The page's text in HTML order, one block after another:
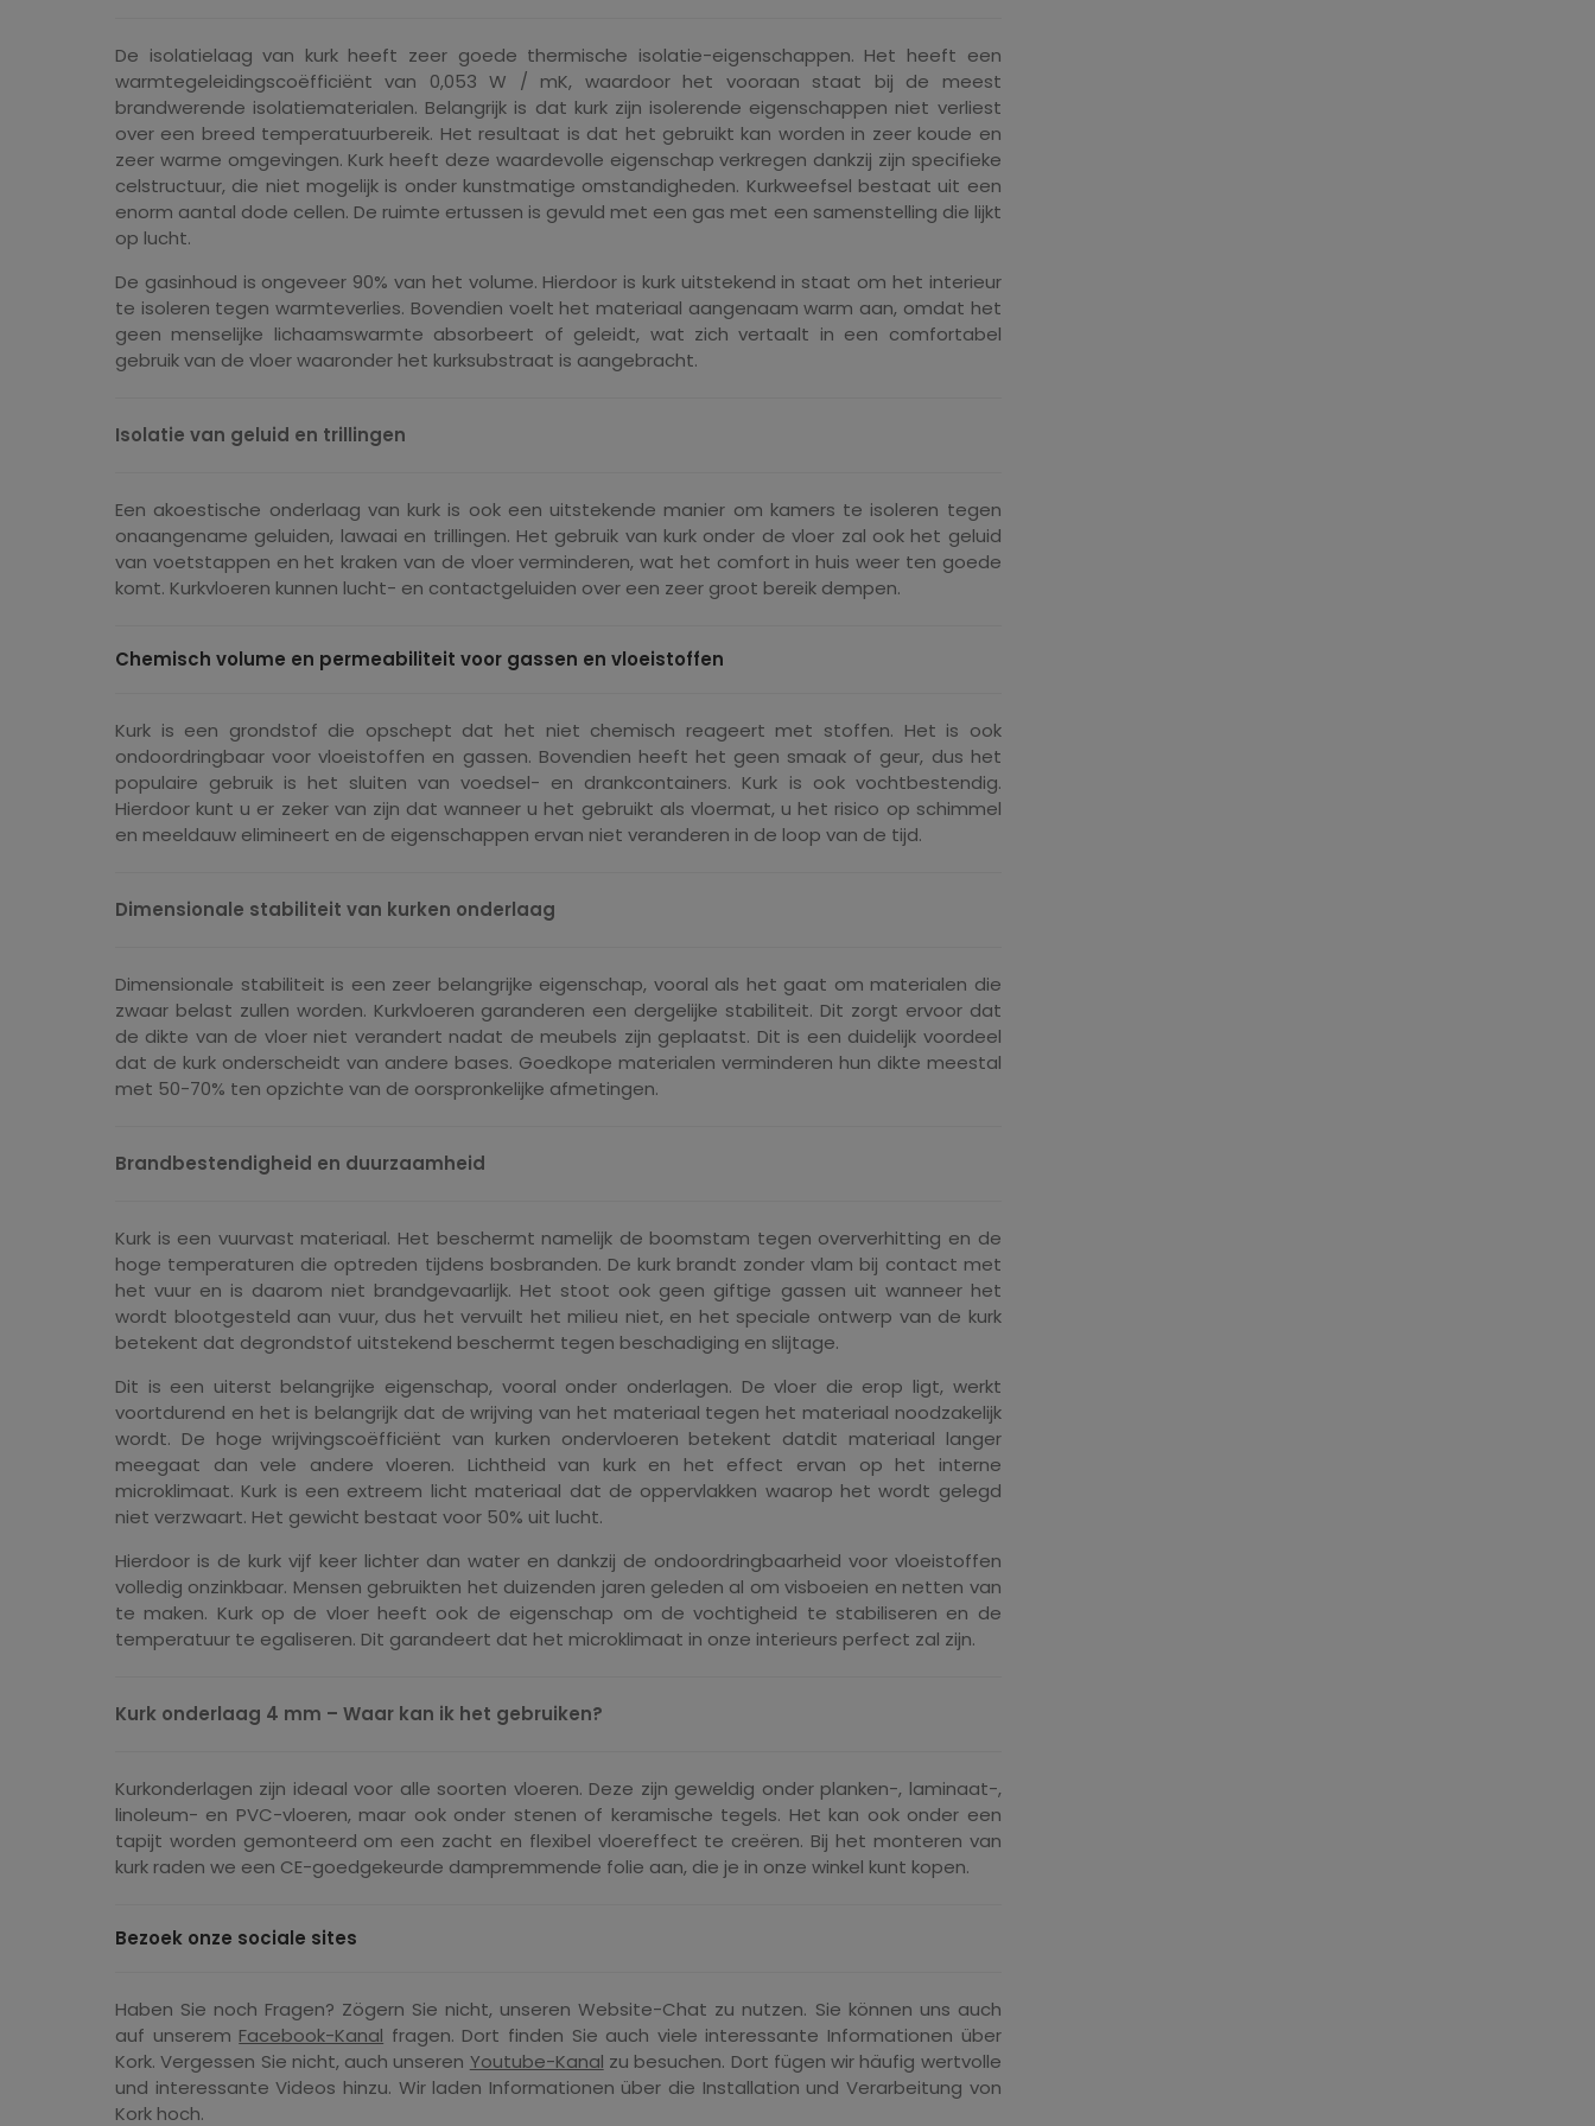
De isolatielaag van kurk heeft zeer goede thermische isolatie-eigenschappen. Het heeft een
warmtegeleidingscoëfficiënt van 0,053 W / mK, waardoor het vooraan staat bij de meest
brandwerende isolatiematerialen. Belangrijk is dat kurk zijn isolerende eigenschappen niet verliest
over een breed temperatuurbereik. Het resultaat is dat het gebruikt kan worden in zeer koude en
zeer warme omgevingen. Kurk heeft deze waardevolle eigenschap verkregen dankzij zijn specifieke
celstructuur, die niet mogelijk is onder kunstmatige omstandigheden. Kurkweefsel bestaat uit een
enorm aantal dode cellen. De ruimte ertussen is gevuld met een gas met een samenstelling die lijkt
op lucht.
De gasinhoud is ongeveer 90% van het volume. Hierdoor is kurk uitstekend in staat om het interieur
te isoleren tegen warmteverlies. Bovendien voelt het materiaal aangenaam warm aan, omdat het
geen menselijke lichaamswarmte absorbeert of geleidt, wat zich vertaalt in een comfortabel
gebruik van de vloer waaronder het kurksubstraat is aangebracht.
Isolatie van geluid en trillingen
Een akoestische onderlaag van kurk is ook een uitstekende manier om kamers te isoleren tegen
onaangename geluiden, lawaai en trillingen. Het gebruik van kurk onder de vloer zal ook het geluid
van voetstappen en het kraken van de vloer verminderen, wat het comfort in huis weer ten goede
komt. Kurkvloeren kunnen lucht- en contactgeluiden over een zeer groot bereik dempen.
Chemisch volume en permeabiliteit voor gassen en vloeistoffen
Kurk is een grondstof die opschept dat het niet chemisch reageert met stoffen. Het is ook
ondoordringbaar voor vloeistoffen en gassen. Bovendien heeft het geen smaak of geur, dus het
populaire gebruik is het sluiten van voedsel- en drankcontainers. Kurk is ook vochtbestendig.
Hierdoor kunt u er zeker van zijn dat wanneer u het gebruikt als vloermat, u het risico op schimmel
en meeldauw elimineert en de eigenschappen ervan niet veranderen in de loop van de tijd.
Dimensionale stabiliteit van kurken onderlaag
Dimensionale stabiliteit is een zeer belangrijke eigenschap, vooral als het gaat om materialen die
zwaar belast zullen worden. Kurkvloeren garanderen een dergelijke stabiliteit. Dit zorgt ervoor dat
de dikte van de vloer niet verandert nadat de meubels zijn geplaatst. Dit is een duidelijk voordeel
dat de kurk onderscheidt van andere bases. Goedkope materialen verminderen hun dikte meestal
met 50-70% ten opzichte van de oorspronkelijke afmetingen.
Brandbestendigheid en duurzaamheid
Kurk is een vuurvast materiaal. Het beschermt namelijk de boomstam tegen oververhitting en de
hoge temperaturen die optreden tijdens bosbranden. De kurk brandt zonder vlam bij contact met
het vuur en is daarom niet brandgevaarlijk. Het stoot ook geen giftige gassen uit wanneer het
wordt blootgesteld aan vuur, dus het vervuilt het milieu niet, en het speciale ontwerp van de kurk
betekent dat degrondstof uitstekend beschermt tegen beschadiging en slijtage.
Dit is een uiterst belangrijke eigenschap, vooral onder onderlagen. De vloer die erop ligt, werkt
voortdurend en het is belangrijk dat de wrijving van het materiaal tegen het materiaal noodzakelijk
wordt. De hoge wrijvingscoëfficiënt van kurken ondervloeren betekent datdit materiaal langer
meegaat dan vele andere vloeren. Lichtheid van kurk en het effect ervan op het interne
microklimaat. Kurk is een extreem licht materiaal dat de oppervlakken waarop het wordt gelegd
niet verzwaart. Het gewicht bestaat voor 50% uit lucht.
Hierdoor is de kurk vijf keer lichter dan water en dankzij de ondoordringbaarheid voor vloeistoffen
volledig onzinkbaar. Mensen gebruikten het duizenden jaren geleden al om visboeien en netten van
te maken. Kurk op de vloer heeft ook de eigenschap om de vochtigheid te stabiliseren en de
temperatuur te egaliseren. Dit garandeert dat het microklimaat in onze interieurs perfect zal zijn.
Kurk onderlaag 4 mm – Waar kan ik het gebruiken?
Kurkonderlagen zijn ideaal voor alle soorten vloeren. Deze zijn geweldig onder planken-, laminaat-,
linoleum- en PVC-vloeren, maar ook onder stenen of keramische tegels. Het kan ook onder een
tapijt worden gemonteerd om een zacht en flexibel vloereffect te creëren. Bij het monteren van
kurk raden we een CE-goedgekeurde dampremmende folie aan, die je in onze winkel kunt kopen.
Bezoek onze sociale sites
Haben Sie noch Fragen? Zögern Sie nicht, unseren Website-Chat zu nutzen. Sie können uns auch
auf unserem Facebook-Kanal fragen. Dort finden Sie auch viele interessante Informationen über
Kork. Vergessen Sie nicht, auch unseren Youtube-Kanal zu besuchen. Dort fügen wir häufig wertvolle
und interessante Videos hinzu. Wir laden Informationen über die Installation und Verarbeitung von
Kork hoch.